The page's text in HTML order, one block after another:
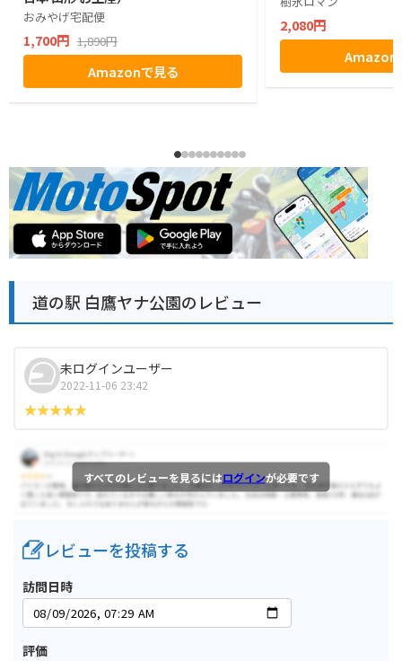
おみやげ宅配便
1,700円 1,890円
Amazonで見る
2,080円
Amazon
道の駅 白鷹ヤナ公園のレビュー
未ログインユーザー
2022-11-06 23:42
すべてのレビューを見るにはログインが必要です
レビューを投稿する
訪問日時
評価